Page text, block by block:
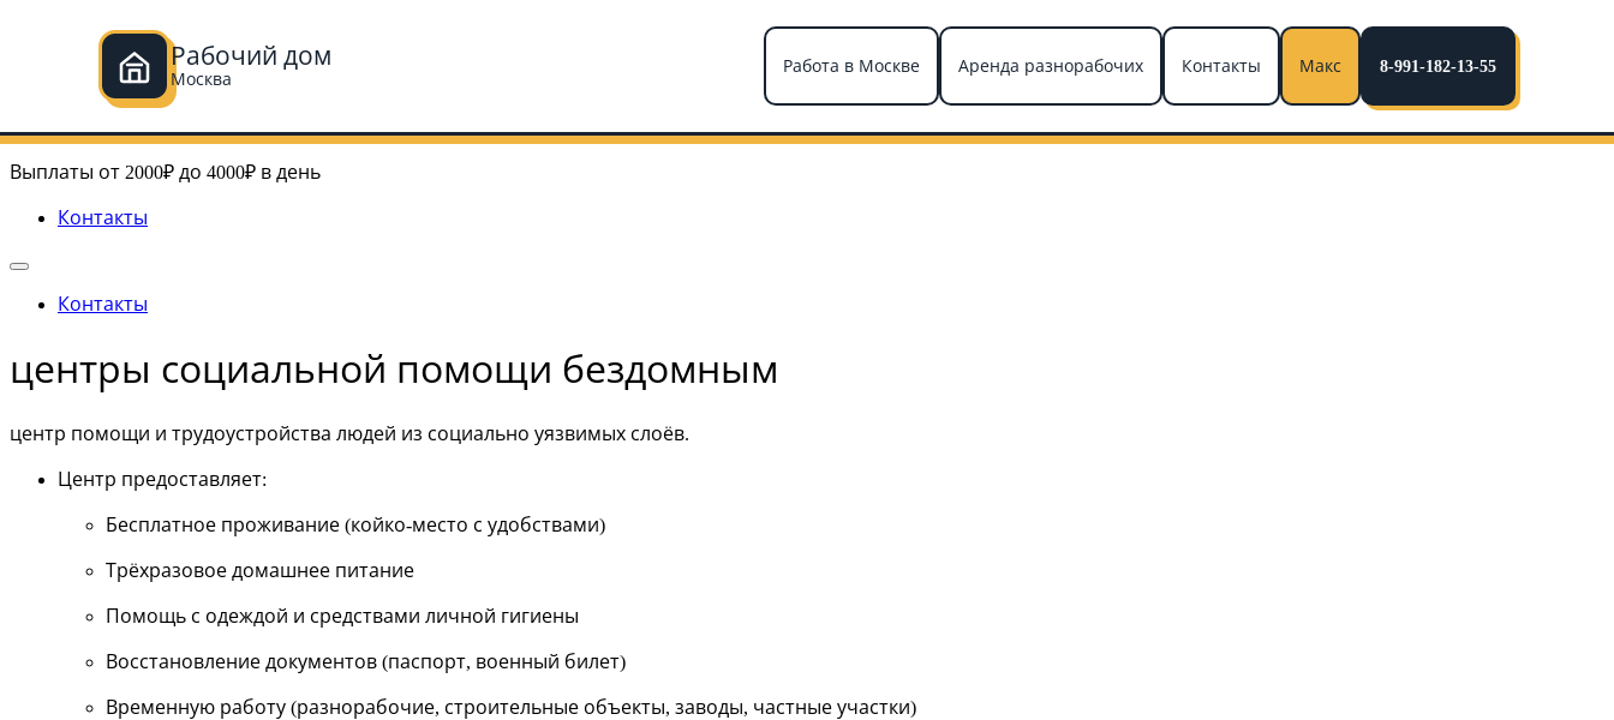
Рабочий дом
Москва
Работа в Москве Аренда разнорабочих Контакты Макс 8-991-182-13-55
содержимому
Выплаты от 2000₽ до 4000₽ в день
Контакты
Контакты
центры социальной помощи бездомным
центр помощи и трудоустройства людей из социально уязвимых слоёв.
Центр предоставляет:
Бесплатное проживание (койко-место с удобствами)
Трёхразовое домашнее питание
Помощь с одеждой и средствами личной гигиены
Восстановление документов (паспорт, военный билет)
Временную работу (разнорабочие, строительные объекты, заводы, частные участки)